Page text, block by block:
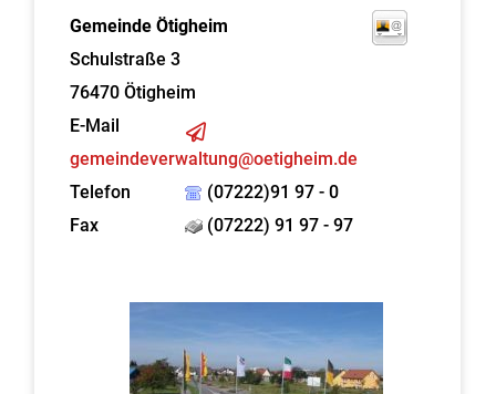
Gemeinde Ötigheim
Schulstraße 3
76470 Ötigheim
E-Mail
gemeindeverwaltung@oetigheim.de
Telefon
(07222)91 97 - 0
Fax
(07222) 91 97 - 97